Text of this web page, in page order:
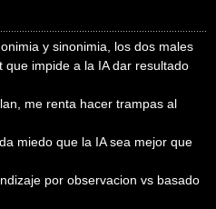
y sinonimia, los dos males
impide a la IA dar resultado
me renta hacer trampas al
miedo que la IA sea mejor que
por observacion vs basado